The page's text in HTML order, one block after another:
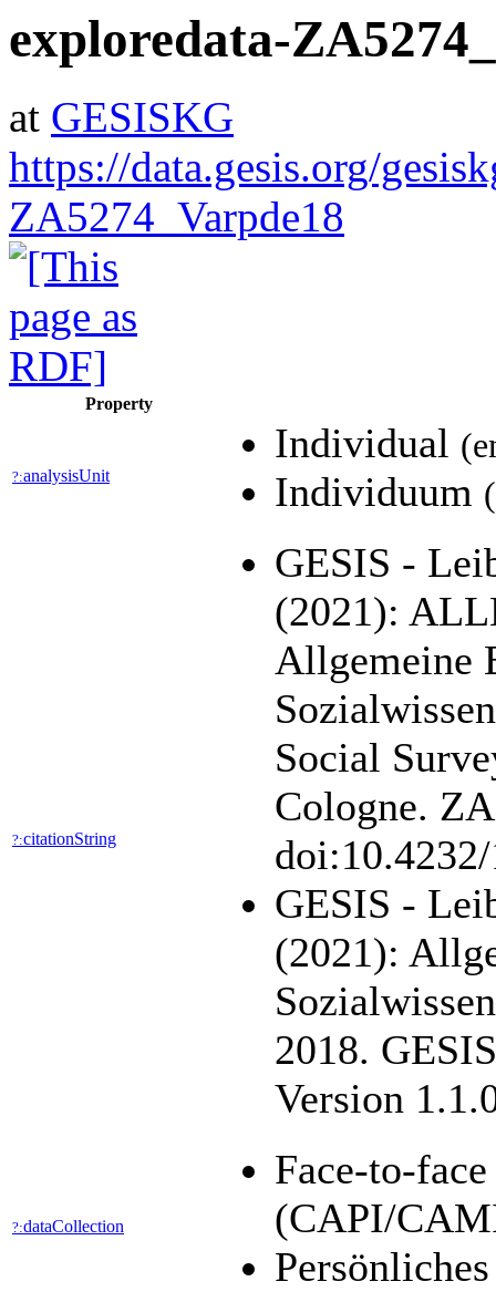
exploredata-
at GESISKG
https://data.gesis.org/
ZA5274_Varpde18
Property
?:analysisUnit
Individual
Individuum
?:citationString
GESIS -
(2021):
Allgemeine
Social
Cologne.
GESIS -
(2021):
2018.
Version
?:dataCollection
Face-to-
(CAPI/